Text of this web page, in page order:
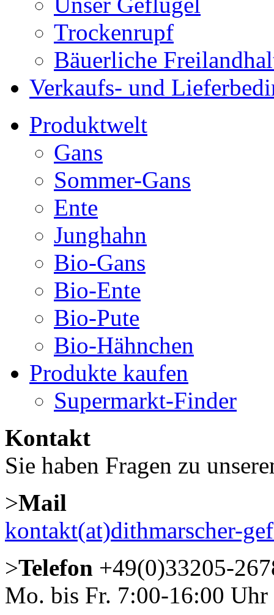
Trockenrupf
Bäuerliche
Verkaufs- und
Produktwelt
Gans
Sommer-Gans
Ente
Junghahn
Bio-Gans
Bio-Ente
Bio-Pute
Bio-Hähnchen
Produkte kaufen
Supermarkt-Finder
Kontakt
Sie haben Fragen zu
>Mail
kontakt(at)dithmarscher-
>Telefon +49(0)33205-
Mo. bis Fr. 7:00-16:00 Uhr